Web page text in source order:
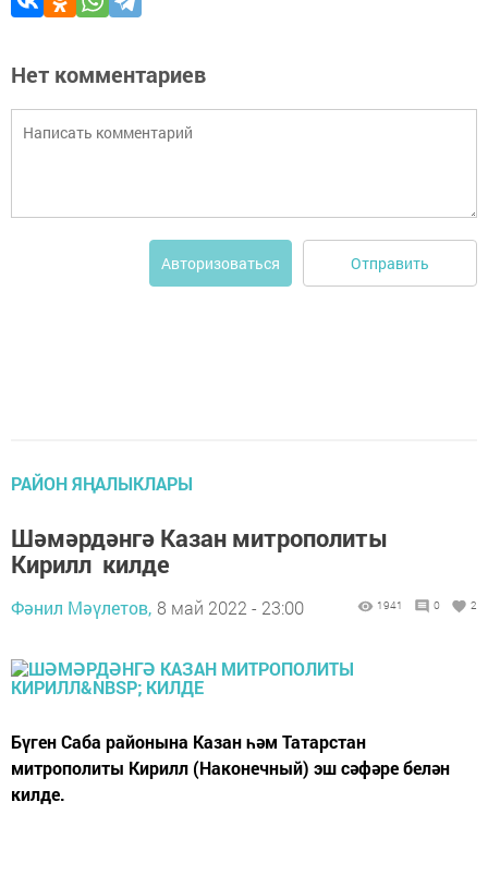
Нет комментариев
Авторизоваться Отправить
РАЙОН ЯҢАЛЫКЛАРЫ
Шәмәрдәнгә Казан митрополиты
Кирилл килде
Фәнил Мәүлетов, 8 май 2022 - 23:00 1941 0 2
Бүген Саба районына Казан һәм Татарстан
митрополиты Кирилл (Наконечный) эш сәфәре белән
килде.